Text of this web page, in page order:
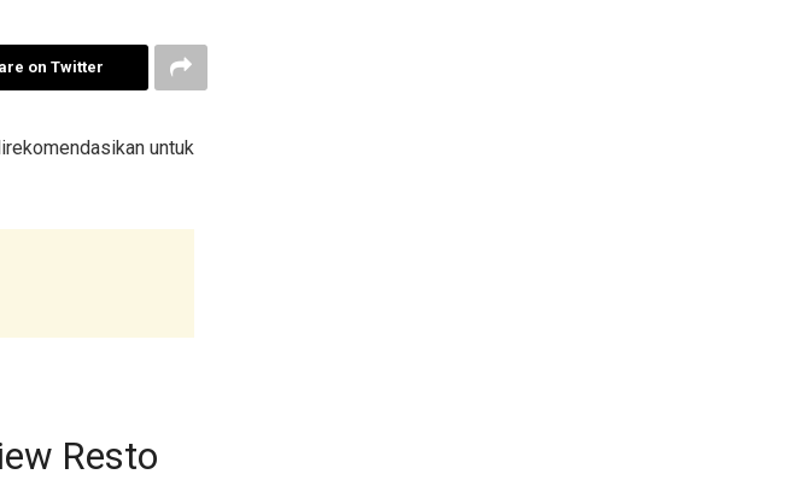
on Twitter
untuk
Resto